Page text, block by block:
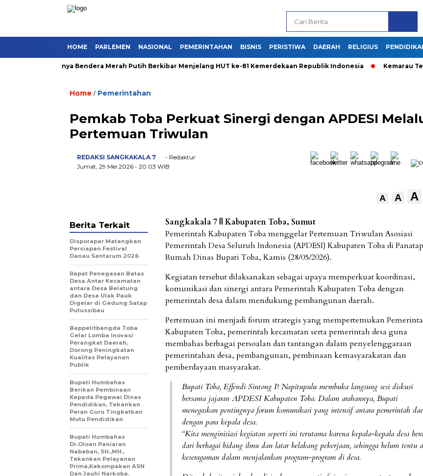
HOME PARLEMEN NASIONAL PEMERINTAHAN BISNIS PERISTIWA DAERAH RELIGIUS
Minimnya Bendera Merah Putih Berkibar Menjelang HUT ke-81 Kemerdekaan Republik Indonesia Kemarau
Home / Pemerintahan
Pemkab Toba Perkuat Sinergi dengan APDESI
Pertemuan Triwulan
REDAKSI SANGKAKALA 7
- Redaktur
Jumat, 29 Mei 2026 - 20:03 WIB
A A A
Sangkakala 7 || Kabupaten Toba, Sumut
Pemerintah Kabupaten Toba menggelar Pertemuan Triwulan Asosiasi
Pemerintah Desa Seluruh Indonesia (APDESI) Kabupaten Toba di
Rumah Dinas Bupati Toba, Kamis (28/05/2026).
Kegiatan tersebut dilaksanakan sebagai upaya memperkuat koordinasi,
komunikasi dan sinergi antara Pemerintah Kabupaten Toba dengan
pemerintah desa dalam mendukung pembangunan daerah.
Pertemuan ini menjadi forum strategis yang mempertemukan
Kabupaten Toba, pemerintah kecamatan serta pemerintah desa guna
membahas berbagai persoalan dan tantangan dalam penyelenggaraan
pemerintahan desa, pembangunan, pembinaan kemasyarakatan dan
pemberdayaan masyarakat.
Bupati Toba, Effendi Sintong P. Napitupulu membuka langsung sesi diskusi
bersama jajaran APDESI Kabupaten Toba. Dalam arahannya, Bupati
menegaskan pentingnya forum komunikasi yang intensif antara pemerintah
dengan para kepala desa.
“Kita menginisiasi kegiatan seperti ini terutama karena kepala-kepala desa
dari berbagai bidang ilmu dan latar belakang pekerjaan, sehingga belum tentu
keseragaman dalam menjalankan program-program di desa.
Berita Terkait
Disporapar Matangkan
Persiapan Festival
Danau Sentarum 2026
Rapat Penegasan Batas
Desa Antar Kecamatan
antara Desa Belatung
dan Desa Ulak Pauk
Digelar di Gedung Satap
Putussibau
Bappelitbangda Toba
Gelar Lomba Inovasi
Perangkat Daerah,
Dorong Peningkatan
Kualitas Pelayanan
Publik
Bupati Humbahas
Berikan Pembinaan
Kepada Pegawai Dinas
Pendidikan, Tekankan
Peran Guru Tingkatkan
Mutu Pendidikan
Bupati Humbahas
Dr.Oloan Paniaran
Nababan, SH.,MH.,
Tekankan Pelayanan
Prima,Kekompakan ASN
Dan Jauhi Narkoba.